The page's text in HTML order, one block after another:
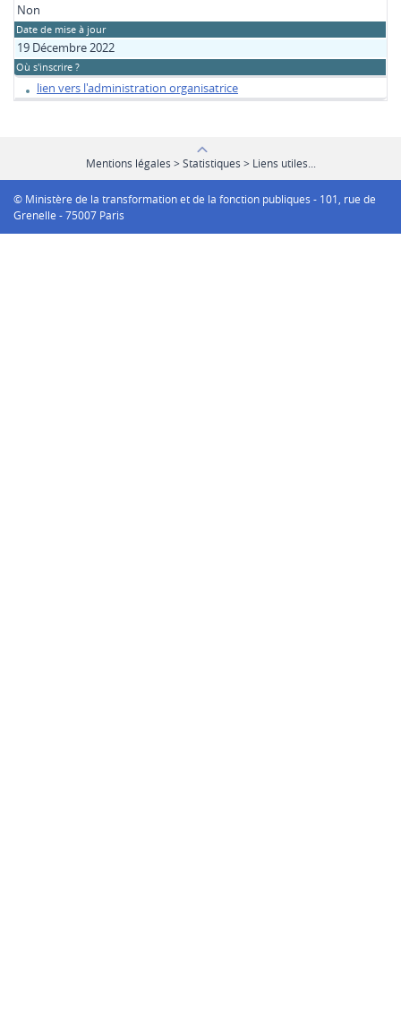
Non
Date de mise à jour
19 Décembre 2022
Où s'inscrire ?
lien vers l'administration organisatrice
Mentions légales > Statistiques > Liens utiles...
© Ministère de la transformation et de la fonction publiques - 101, rue de
Grenelle - 75007 Paris